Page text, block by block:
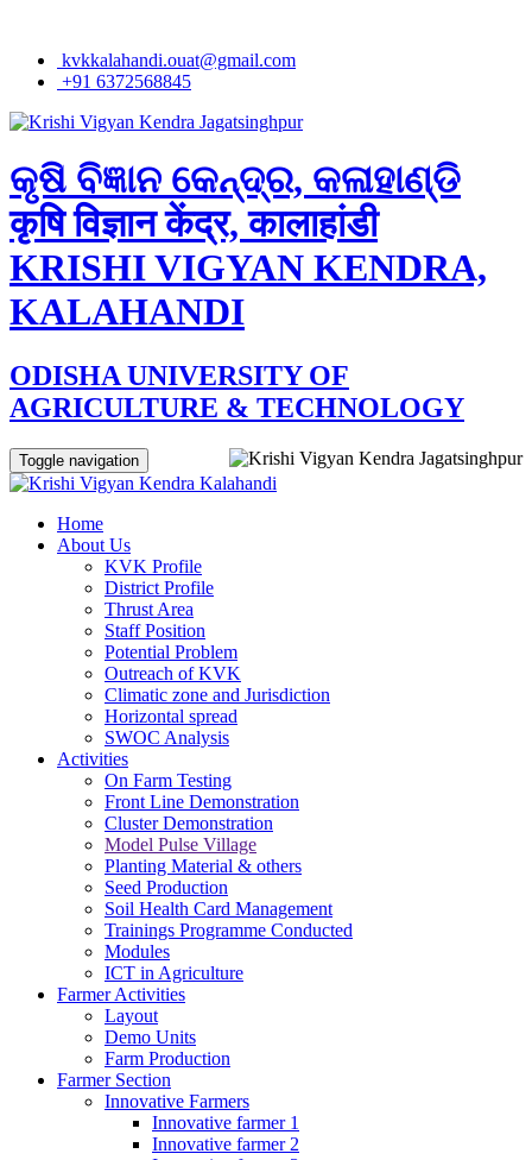
kvkkalahandi.ouat@gmail.com
+91 6372568845
କୃଷି ବିଜ୍ଞାନ କେନ୍ଦ୍ର, କଳାହାଣ୍ଡି
कृषि विज्ञान केंद्र, कालाहांडी
KRISHI VIGYAN KENDRA,
KALAHANDI
ODISHA UNIVERSITY OF
AGRICULTURE & TECHNOLOGY
Toggle navigation
Home
About Us
KVK Profile
District Profile
Thrust Area
Staff Position
Potential Problem
Outreach of KVK
Climatic zone and Jurisdiction
Horizontal spread
SWOC Analysis
Activities
On Farm Testing
Front Line Demonstration
Cluster Demonstration
Model Pulse Village
Planting Material & others
Seed Production
Soil Health Card Management
Trainings Programme Conducted
Modules
ICT in Agriculture
Farmer Activities
Layout
Demo Units
Farm Production
Farmer Section
Innovative Farmers
Innovative farmer 1
Innovative farmer 2